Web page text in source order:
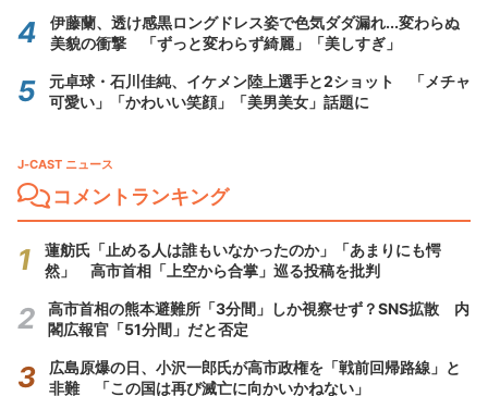
伊藤蘭、透け感黒ロングドレス姿で色気ダダ漏れ...変わらぬ
美貌の衝撃 「ずっと変わらず綺麗」「美しすぎ」
元卓球・石川佳純、イケメン陸上選手と2ショット 「メチャ
可愛い」「かわいい笑顔」「美男美女」話題に
J-CAST ニュース
コメントランキング
蓮舫氏「止める人は誰もいなかったのか」「あまりにも愕
然」 高市首相「上空から合掌」巡る投稿を批判
高市首相の熊本避難所「3分間」しか視察せず？SNS拡散 内
閣広報官「51分間」だと否定
広島原爆の日、小沢一郎氏が高市政権を「戦前回帰路線」と
非難 「この国は再び滅亡に向かいかねない」